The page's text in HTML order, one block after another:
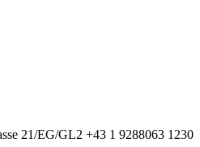
21/EG/GL2 +43 1 9288063 1230